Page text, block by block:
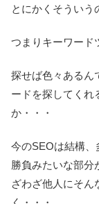
とにかくそういう
つまりキーワード
探せば色々あるん
ードを探してくれ
か・・・
今のSEOは結構、
勝負みたいな部分
ざわざ他人にそん